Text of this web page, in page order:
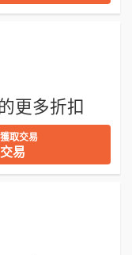
更多折扣
獲取交易
交易